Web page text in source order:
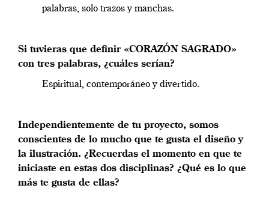
palabras, solo trazos y manchas.
Si tuvieras que definir «CORAZÓN SAGRADO»
con tres palabras, ¿cuáles serían?
Espiritual, contemporáneo y divertido.
Independientemente de tu proyecto, somos
conscientes de lo mucho que te gusta el diseño y
la ilustración. ¿Recuerdas el momento en que te
iniciaste en estas dos disciplinas? ¿Qué es lo que
más te gusta de ellas?